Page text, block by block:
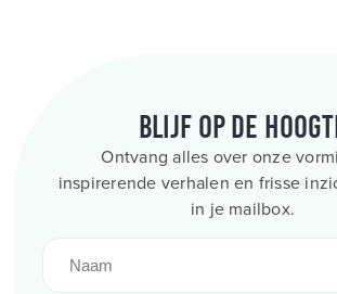
Blijf op de
Ontvang alles over onze
inspirerende verhalen en frisse
in je mailbox.